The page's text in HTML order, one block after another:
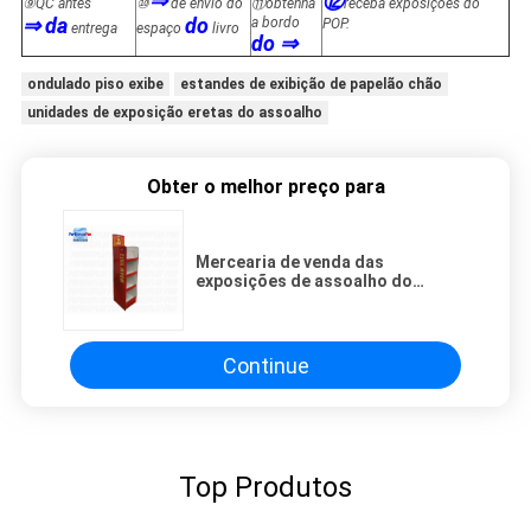
⑨QC antes
⇒ daentrega
⑩
de envio do
espaço dolivro
⑪obtenha
a bordo
do ⇒
receba exposições do
POP.
ondulado piso exibe
estandes de exibição de papelão chão
unidades de exposição eretas do assoalho
Obter o melhor preço para
Mercearia de venda das
exposições de assoalho do
Continue
Top Produtos